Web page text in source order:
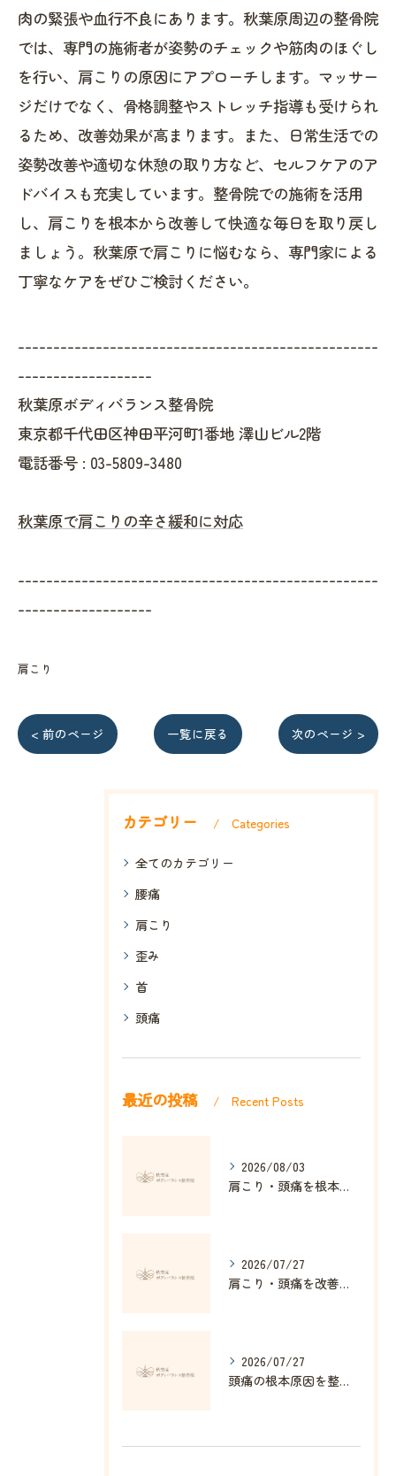
肉の緊張や血行不良にあります。秋葉原周辺の整骨院
では、専門の施術者が姿勢のチェックや筋肉のほぐし
を行い、肩こりの原因にアプローチします。マッサー
ジだけでなく、骨格調整やストレッチ指導も受けられ
るため、改善効果が高まります。また、日常生活での
姿勢改善や適切な休憩の取り方など、セルフケアのア
ドバイスも充実しています。整骨院での施術を活用
し、肩こりを根本から改善して快適な毎日を取り戻し
ましょう。秋葉原で肩こりに悩むなら、専門家による
丁寧なケアをぜひご検討ください。
---------------------------------------------------
-------------------
秋葉原ボディバランス整骨院
東京都千代田区神田平河町1番地 澤山ビル2階
電話番号 : 03-5809-3480
秋葉原で肩こりの辛さ緩和に対応
---------------------------------------------------
-------------------
肩こり
< 前のページ 一覧に戻る 次のページ >
カテゴリー Categories
全てのカテゴリー
腰痛
肩こり
歪み
首
頭痛
最近の投稿 Recent Posts
2026/08/03
肩こり・頭痛を根本改善する整体の秘訣
2026/07/27
肩こり・頭痛を改善する姿勢矯正の効果とは
2026/07/27
頭痛の根本原因を整体で解消する方法